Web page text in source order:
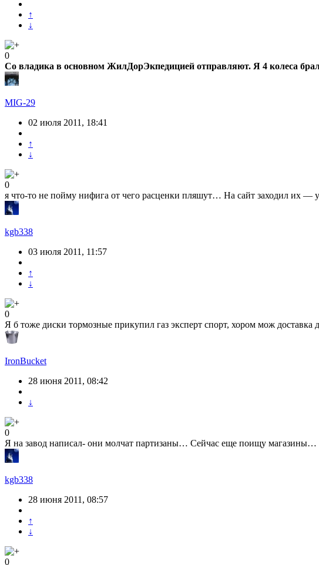
↑
↓
0
Со владика в основном ЖилДорЭкпедицией отправляют. Я 4 колеса
MIG-29
02 июля 2011, 18:41
↑
↓
0
я что-то не пойму нифига от чего расценки пляшут… На сайт заходил их
kgb338
03 июля 2011, 11:57
↑
↓
0
Я б тоже диски тормозные прикупил газ эксперт спорт, хором мож доставка
IronBucket
28 июня 2011, 08:42
↓
0
Я на завод написал- они молчат партизаны… Сейчас еще поищу магазины…
kgb338
28 июня 2011, 08:57
↑
↓
0